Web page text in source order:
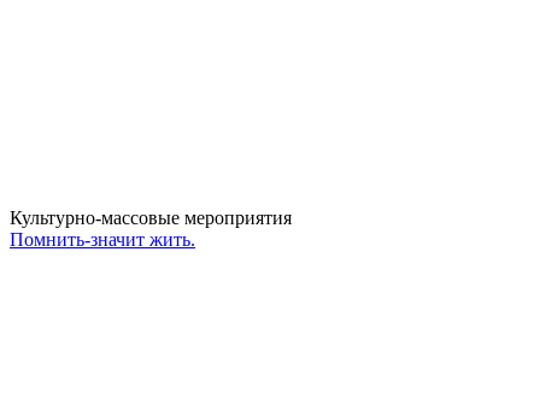
Культурно-массовые мероприятия
Помнить-значит жить.